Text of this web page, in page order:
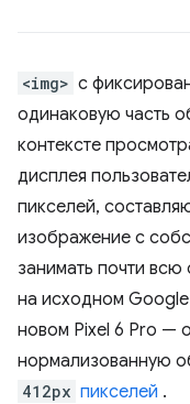
<img> с
одинаковую часть
контексте
дисплея
пикселей,
изображение с
занимать почти
на исходном
новом Pixel 6 Pro —
нормализованную
412px пикселей .